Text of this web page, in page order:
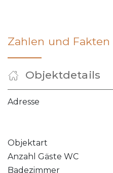
Zahlen und Fakten
Objektdetails
Adresse
Objektart
Anzahl Gäste WC
Badezimmer